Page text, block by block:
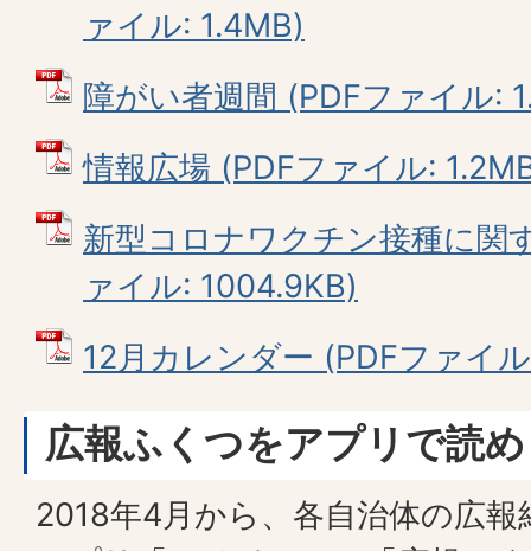
ァイル: 1.4MB)
障がい者週間 (PDFファイル:
情報広場 (PDFファイル:
新型コロナワクチン接種に関
ァイル: 1004.9KB)
12月カレンダー (PDFファイ
広報ふくつをアプリで読
2018年4月から、各自治体の広